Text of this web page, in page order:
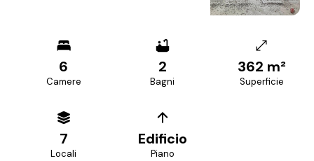
6
Camere
2
Bagni
362 m²
Superficie
7
Locali
Edificio
Piano